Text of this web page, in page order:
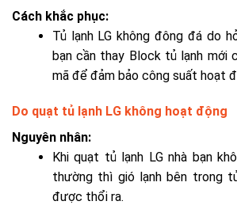
Cách khắc phục:
Tủ lạnh LG không đông đá do
bạn cần thay Block tủ lạnh mới
mã để đảm bảo công suất hoạt
Do quạt tủ lạnh LG không hoạt động
Nguyên nhân:
Khi quạt tủ lạnh LG nhà bạn
thường thì gió lạnh bên trong
được thổi ra.